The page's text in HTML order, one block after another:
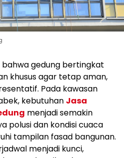
gedung bertingkat
khusus agar tetap aman,
Pada kawasan
kebutuhan Jasa
menjadi semakin
polusi dan kondisi cuaca
tampilan fasad bangunan.
menjadi kunci,